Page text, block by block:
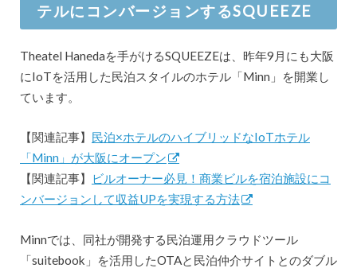
テルにコンバージョンするSQUEEZE
Theatel Hanedaを手がけるSQUEEZEは、昨年9月にも大阪
にIoTを活用した民泊スタイルのホテル「Minn」を開業し
ています。
【関連記事】 民泊×ホテルのハイブリッドなIoTホテル
「Minn」が大阪にオープン
【関連記事】
ビルオーナー必見！商業ビルを宿泊施設にコ
ンバージョンして収益UPを実現する方法
Minnでは、同社が開発する民泊運用クラウドツール
「suitebook」を活用したOTAと民泊仲介サイトとのダブル